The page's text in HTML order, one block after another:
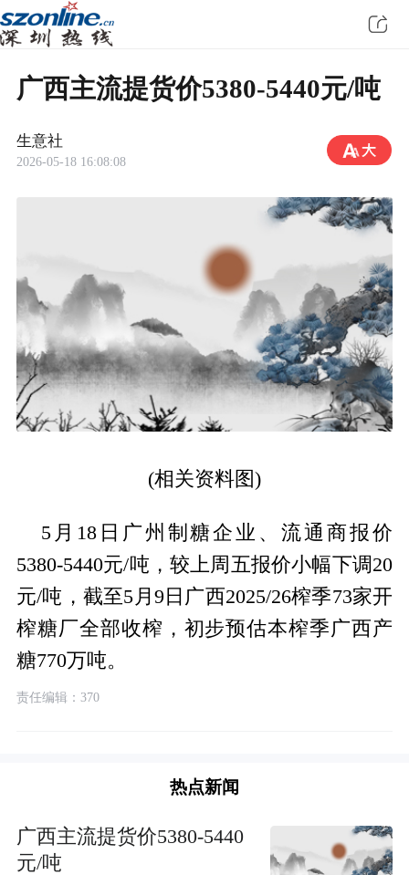
广西主流提货价5380-5440元/吨
生意社
2026-05-18 16:08:08
(相关资料图)
5月18日广州制糖企业、流通商报价
5380-5440元/吨，较上周五报价小幅下调20
元/吨，截至5月9日广西2025/26榨季73家开
榨糖厂全部收榨，初步预估本榨季广西产
糖770万吨。
责任编辑：370
热点新闻
广西主流提货价5380-5440
元/吨